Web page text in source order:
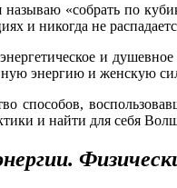
называю «собрать по
и никогда не
и
энергию и женскую
способов,
и найти для себя